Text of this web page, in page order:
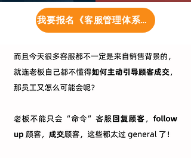
我要报名《客服管理体系》分享会